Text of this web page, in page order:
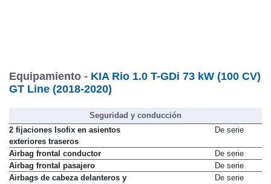
Equipamiento - KIA Rio 1.0 T-GDi 73 kW (100 CV)
GT Line (2018-2020)
Seguridad y conducción
2 fijaciones Isofix en asientos
exteriores traseros
De serie
Airbag frontal conductor
De serie
Airbag frontal pasajero
De serie
Airbags de cabeza delanteros y
De serie